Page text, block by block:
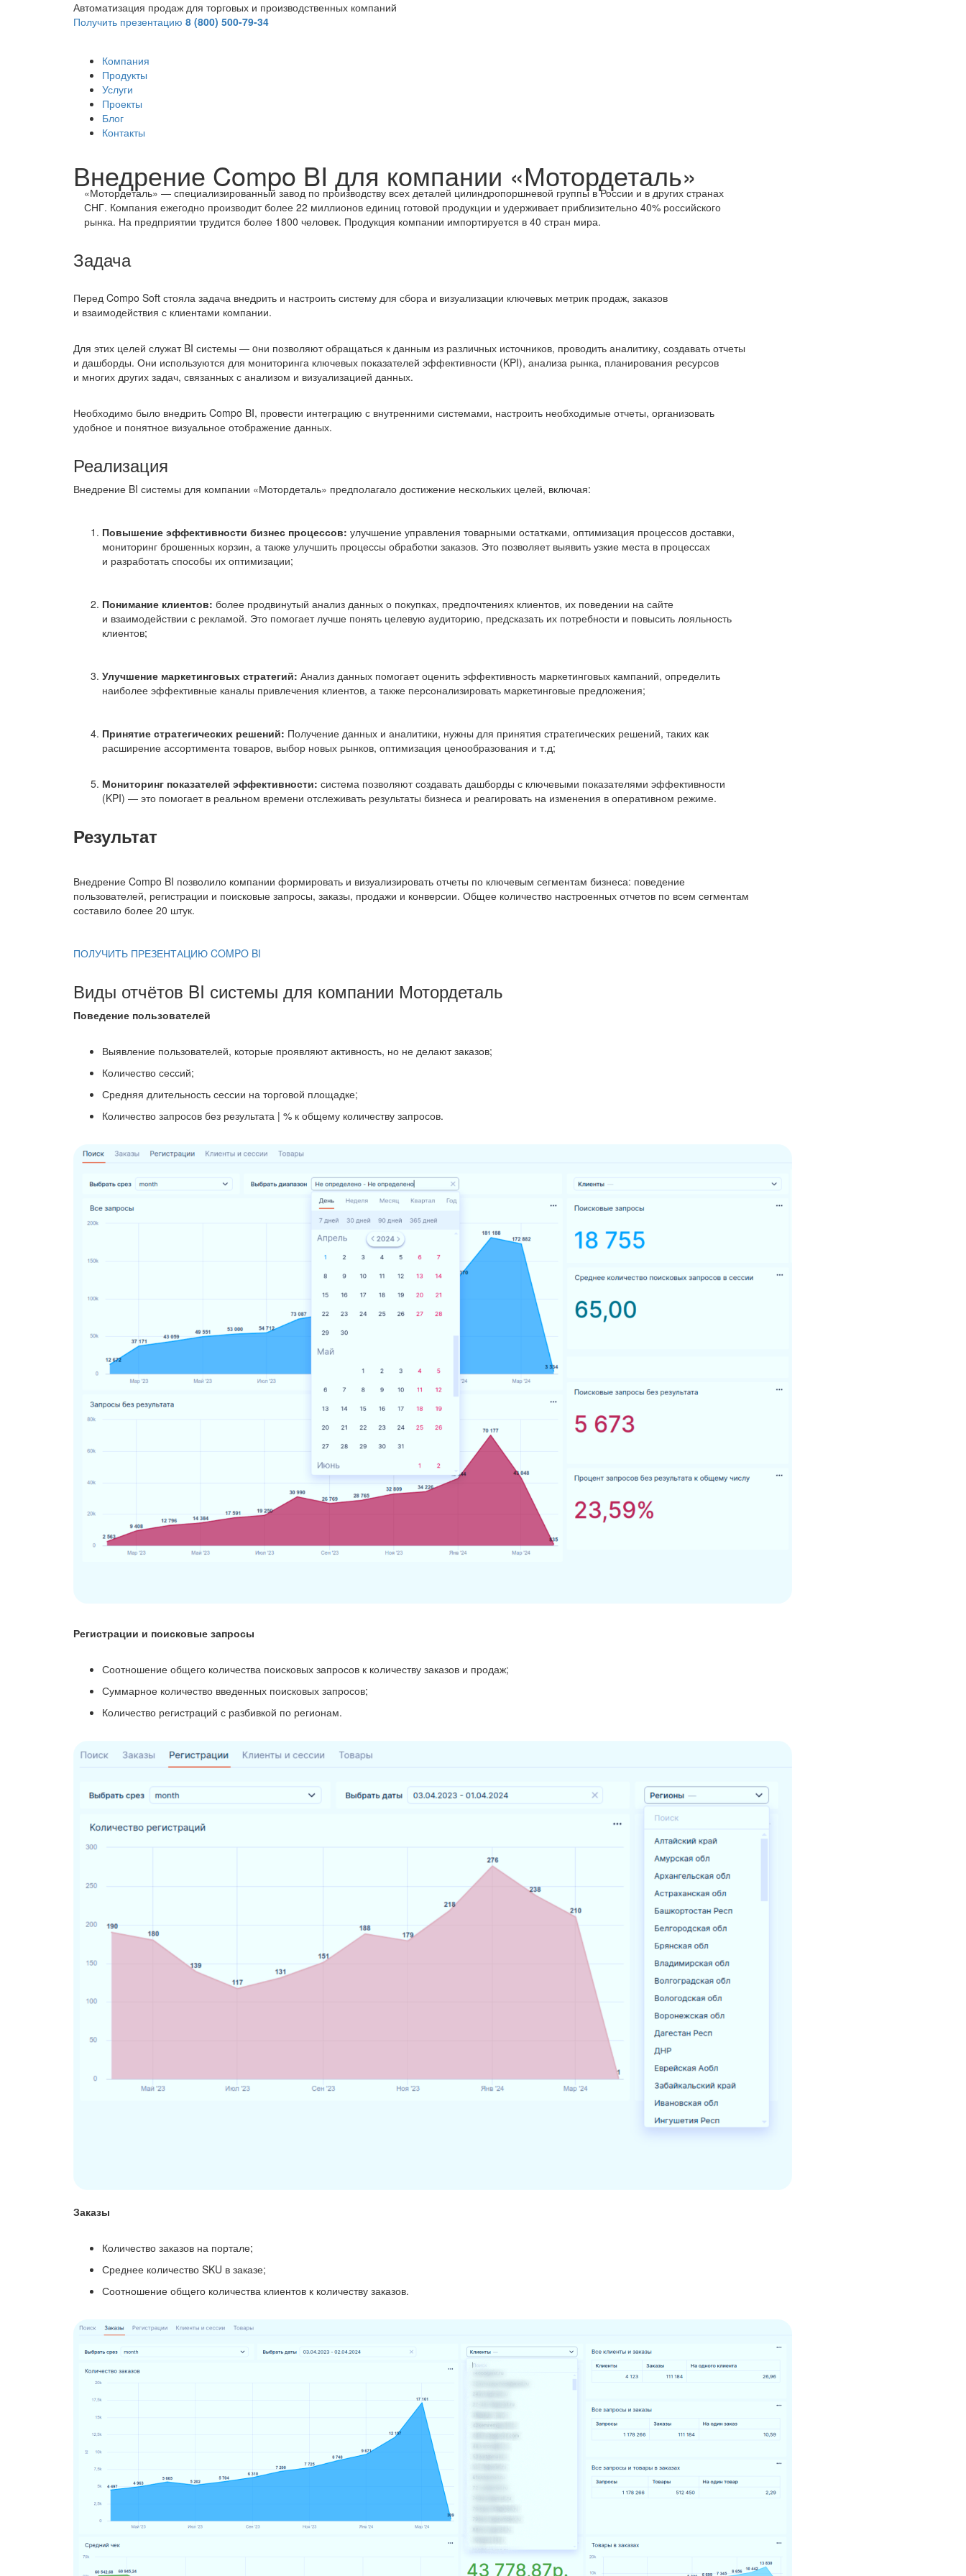
Автоматизация продаж для торговых и производственных компаний
Получить презентацию 8 (800) 500-79-34
Компания
Продукты
Услуги
Проекты
Блог
Контакты
Внедрение Compo BI для компании «Мотордеталь»
«Мотордеталь» — специализированный завод по производству всех деталей цилиндропоршневой группы в России и в других странах
СНГ. Компания ежегодно производит более 22 миллионов единиц готовой продукции и удерживает приблизительно 40% российского
рынка. На предприятии трудится более 1800 человек. Продукция компании импортируется в 40 стран мира.
Задача
Перед Compo Soft стояла задача внедрить и настроить систему для сбора и визуализации ключевых метрик продаж, заказов
и взаимодействия с клиентами компании.
Для этих целей служат BI системы — oни позволяют обращаться к данным из различных источников, проводить аналитику, создавать отчеты
и дашборды. Они используются для мониторинга ключевых показателей эффективности (KPI), анализа рынка, планирования ресурсов
и многих других задач, связанных с анализом и визуализацией данных.
Необходимо было внедрить Compo BI, провести интеграцию с внутренними системами, настроить необходимые отчеты, организовать
удобное и понятное визуальное отображение данных.
Реализация
Внедрение BI системы для компании «Мотордеталь» предполагало достижение нескольких целей, включая:
Повышение эффективности бизнес процессов: улучшение управления товарными остатками, оптимизация процессов доставки,
мониторинг брошенных корзин, а также улучшить процессы обработки заказов. Это позволяет выявить узкие места в процессах
и разработать способы их оптимизации;
Понимание клиентов: более продвинутый анализ данных о покупках, предпочтениях клиентов, их поведении на сайте
и взаимодействии с рекламой. Это помогает лучше понять целевую аудиторию, предсказать их потребности и повысить лояльность
клиентов;
Улучшение маркетинговых стратегий: Анализ данных помогает оценить эффективность маркетинговых кампаний, определить
наиболее эффективные каналы привлечения клиентов, а также персонализировать маркетинговые предложения;
Принятие стратегических решений: Получение данных и аналитики, нужны для принятия стратегических решений, таких как
расширение ассортимента товаров, выбор новых рынков, оптимизация ценообразования и т.д;
Мониторинг показателей эффективности: система позволяют создавать дашборды с ключевыми показателями эффективности
(KPI) — это помогает в реальном времени отслеживать результаты бизнеса и реагировать на изменения в оперативном режиме.
Результат
Внедрение Compo BI позволило компании формировать и визуализировать отчеты по ключевым сегментам бизнеса: поведение
пользователей, регистрации и поисковые запросы, заказы, продажи и конверсии. Общее количество настроенных отчетов по всем сегментам
составило более 20 штук.
ПОЛУЧИТЬ ПРЕЗЕНТАЦИЮ COMPO BI
Виды отчётов BI системы для компании Мотордеталь
Поведение пользователей
Выявление пользователей, которые проявляют активность, но не делают заказов;
Количество сессий;
Средняя длительность сессии на торговой площадке;
Количество запросов без результата | % к общему количеству запросов.
Регистрации и поисковые запросы
Соотношение общего количества поисковых запросов к количеству заказов и продаж;
Суммарное количество введенных поисковых запросов;
Количество регистраций с разбивкой по регионам.
Заказы
Количество заказов на портале;
Среднее количество SKU в заказе;
Соотношение общего количества клиентов к количеству заказов.